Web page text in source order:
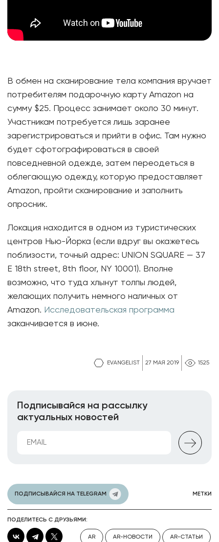
EVANGELIST 27 МАЯ 2019 1525
В обмен на сканирование тела компания вручает
потребителям подарочную карту Amazon на
сумму $25. Процесс занимает около 30 минут.
Участникам потребуется лишь заранее
зарегистрироваться и прийти в офис. Там нужно
будет сфотографироваться в своей
повседневной одежде, затем переодеться в
облегающую одежду, которую предоставляет
Amazon, пройти сканирование и заполнить
опросник.
Локация находится в одном из туристических
центров Нью-Йорка (если вдруг вы окажетесь
поблизости, точный адрес: UNION SQUARE — 37
E 18th street, 8th floor, NY 10001). Вполне
возможно, что туда хлынут толпы людей,
желающих получить немного наличных от
Amazon. Исследовательская программа
заканчивается в июне.
Подписывайся на рассылку
актуальных новостей
ПОДПИСЫВАЙСЯ НА TELEGRAM МЕТКИ
ПОДЕЛИТЕСЬ С ДРУЗЬЯМИ:
AR AR-НОВОСТИ AR-СТАТЬИ